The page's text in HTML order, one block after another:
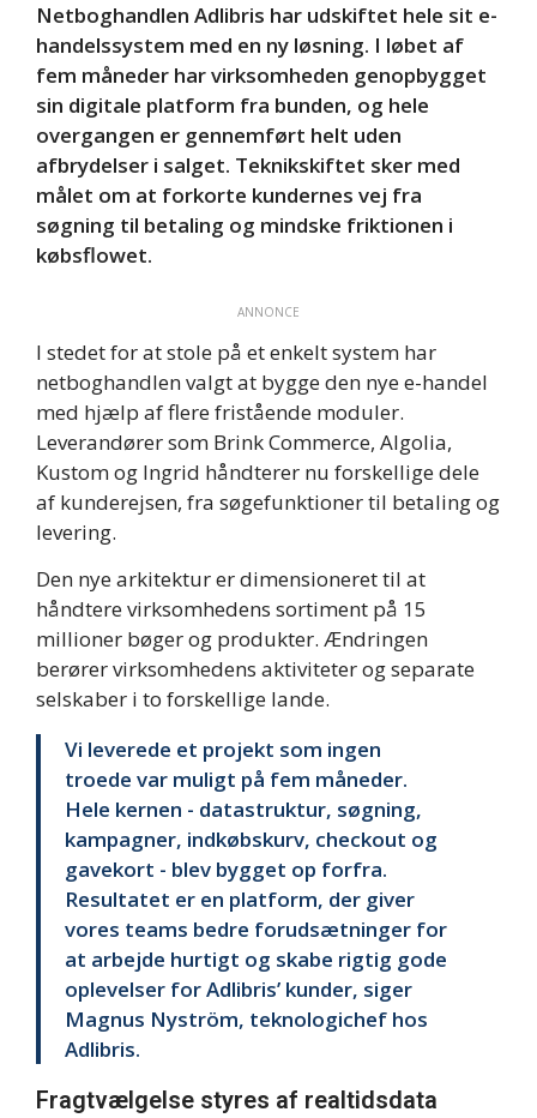
Netboghandlen Adlibris har udskiftet hele sit e-
handelssystem med en ny løsning. I løbet af
fem måneder har virksomheden genopbygget
sin digitale platform fra bunden, og hele
overgangen er gennemført helt uden
afbrydelser i salget. Teknikskiftet sker med
målet om at forkorte kundernes vej fra
søgning til betaling og mindske friktionen i
købsflowet.
ANNONCE
I stedet for at stole på et enkelt system har
netboghandlen valgt at bygge den nye e-handel
med hjælp af flere fristående moduler.
Leverandører som Brink Commerce, Algolia,
Kustom og Ingrid håndterer nu forskellige dele
af kunderejsen, fra søgefunktioner til betaling og
levering.
Den nye arkitektur er dimensioneret til at
håndtere virksomhedens sortiment på 15
millioner bøger og produkter. Ændringen
berører virksomhedens aktiviteter og separate
selskaber i to forskellige lande.
Vi leverede et projekt som ingen
troede var muligt på fem måneder.
Hele kernen - datastruktur, søgning,
kampagner, indkøbskurv, checkout og
gavekort - blev bygget op forfra.
Resultatet er en platform, der giver
vores teams bedre forudsætninger for
at arbejde hurtigt og skabe rigtig gode
oplevelser for Adlibris’ kunder, siger
Magnus Nyström, teknologichef hos
Adlibris.
Fragtvælgelse styres af realtidsdata